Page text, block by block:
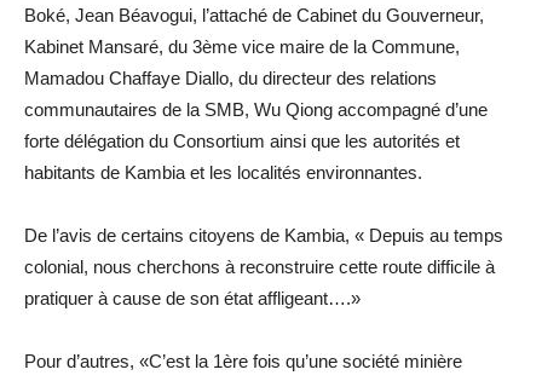
Boké, Jean Béavogui, l’attaché de Cabinet du Gouverneur,
Kabinet Mansaré, du 3ème vice maire de la Commune,
Mamadou Chaffaye Diallo, du directeur des relations
communautaires de la SMB, Wu Qiong accompagné d’une
forte délégation du Consortium ainsi que les autorités et
habitants de Kambia et les localités environnantes.
De l’avis de certains citoyens de Kambia, « Depuis au temps
colonial, nous cherchons à reconstruire cette route difficile à
pratiquer à cause de son état affligeant….»
Pour d’autres, «C’est la 1ère fois qu’une société minière